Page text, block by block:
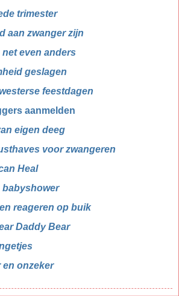
trimester
aan zwanger zijn
even anders
geslagen
feestdagen
aanmelden
eigen deeg
voor zwangeren
Heal
reageren op buik
Daddy Bear
en onzeker